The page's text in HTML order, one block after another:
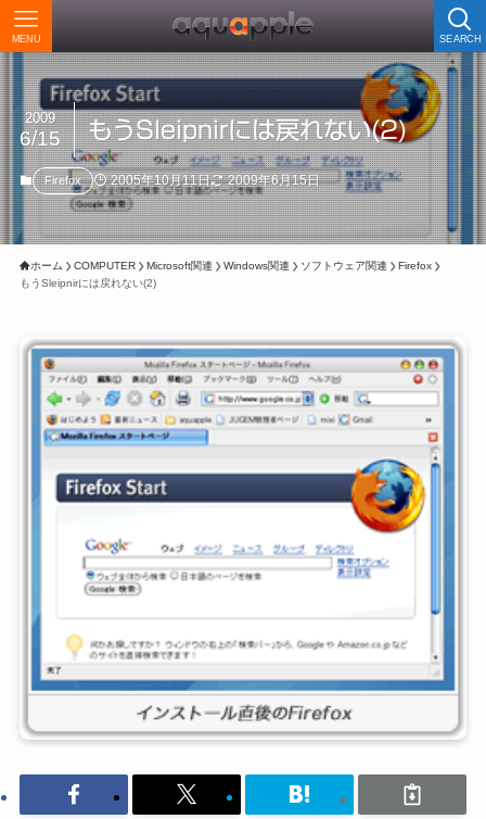
SEARCH
MENU
もうSleipnirには戻れない(2)
2009
6/15
Firefox 2005年10月11日 2009年6月15日
ホーム COMPUTER Microsoft関連 Windows関連 ソフトウェア関連
Firefox
もうSleipnirには戻れない(2)